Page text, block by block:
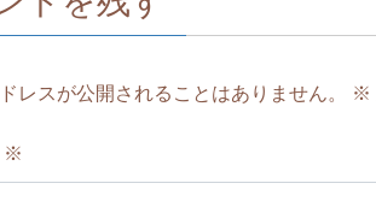
レスが公開されることはありません。 ※
※